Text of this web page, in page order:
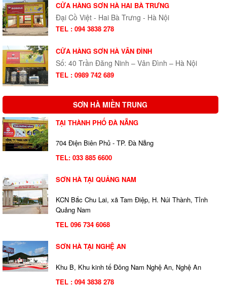
CỬA HÀNG SƠN HÀ HAI BÀ TRƯNG
Đại Cồ Việt - Hai Bà Trưng - Hà Nội
TEL : 094 3838 278
CỬA HÀNG SƠN HÀ VÂN ĐÌNH
Số: 40 Trần Đăng Ninh – Vân Đình – Hà Nội
TEL : 0989 742 689
SƠN HÀ MIỀN TRUNG
TẠI THÀNH PHỐ ĐÀ NẴNG
704 Điện Biên Phủ - TP. Đà Nẵng
TEL: 033 885 6600
SƠN HÀ TẠI QUẢNG NAM
KCN Bắc Chu Lai, xã Tam Điệp, H. Núi Thành, Tỉnh
Quảng Nam
TEL 096 734 6068
SƠN HÀ TẠI NGHỆ AN
Khu B, Khu kinh tế Đông Nam Nghệ An, Nghệ An
TEL : 094 3838 278